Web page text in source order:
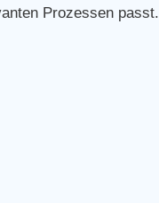
Prozessen passt.